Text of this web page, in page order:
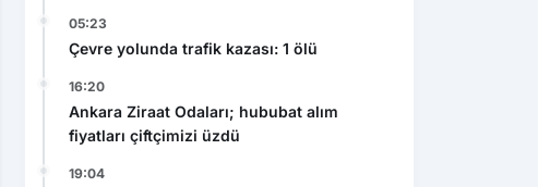
05:23
Çevre yolunda trafik kazası: 1 ölü
16:20
Ankara Ziraat Odaları; hububat alım
fiyatları çiftçimizi üzdü
19:04